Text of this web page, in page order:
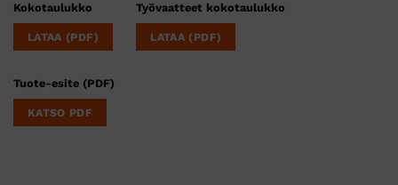
Kokotaulukko
LATAA (PDF)
Työvaatteet kokotaulukko
LATAA (PDF)
Tuote-esite (PDF)
KATSO PDF